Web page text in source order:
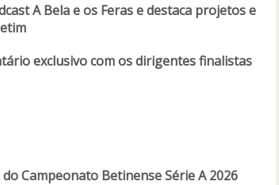
A Bela e os Feras e destaca projetos e
exclusivo com os dirigentes finalistas
Campeonato Betinense Série A 2026